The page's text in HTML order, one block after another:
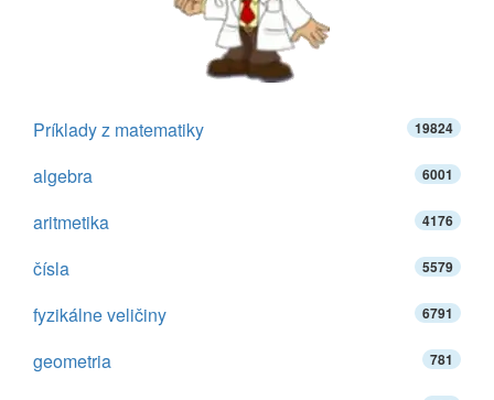
Príklady z matematiky 19824
algebra 6001
aritmetika 4176
čísla 5579
fyzikálne veličiny 6791
geometria 781